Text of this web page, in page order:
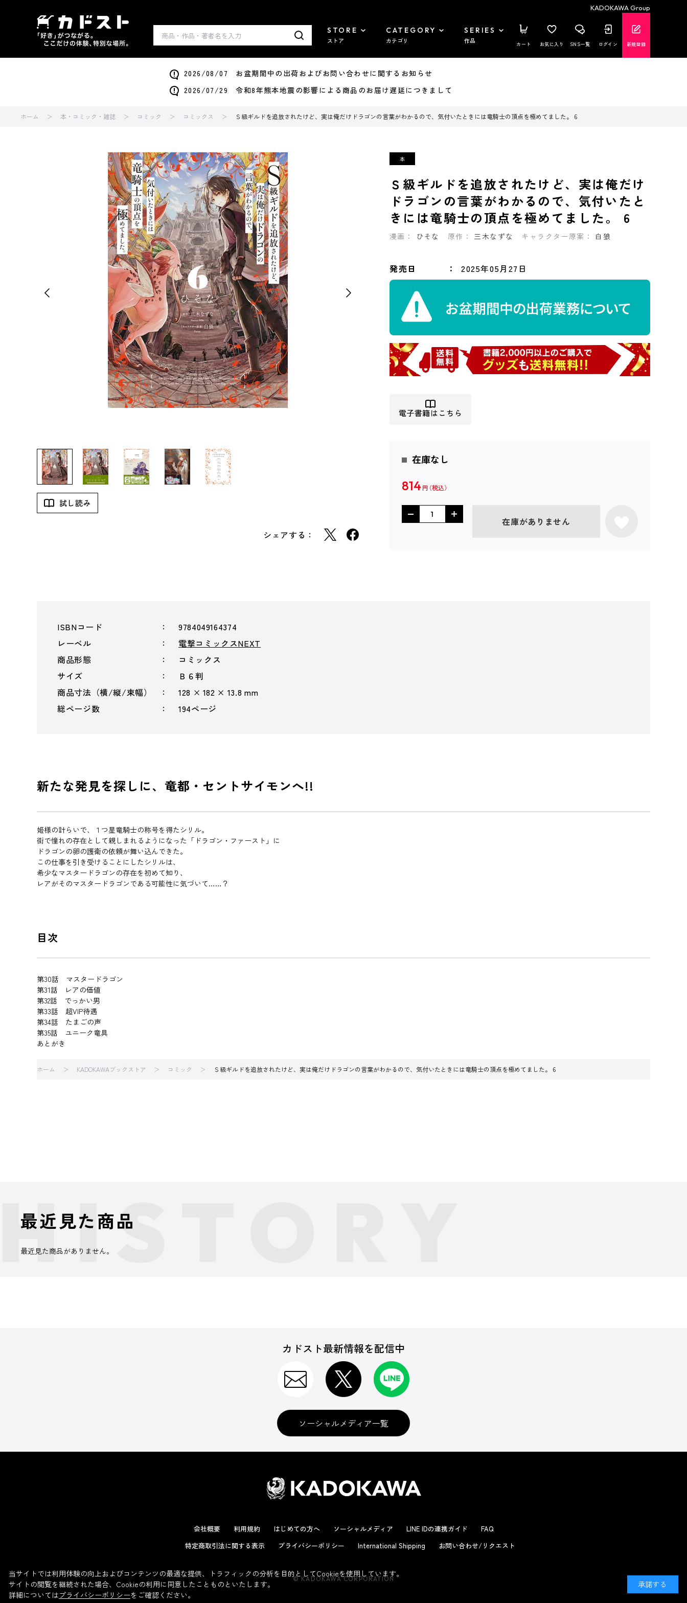
KADOKAWA Group
STORE
ストア
CATEGORY
カテゴリ
SERIES
作品 カート お気に入り SNS一覧 ログイン 新規登録
2026/08/07 お盆期間中の出荷およびお問い合わせに関するお知らせ
2026/07/29 令和8年熊本地震の影響による商品のお届け遅延につきまして
ホーム 本・コミック・雑誌 コミック コミックス Ｓ級ギルドを追放されたけど、実は俺だけドラゴンの言葉がわかるので、気付いたときには竜騎士の頂点を極めてました。 6
試し読み
シェアする：
Ｓ級ギルドを追放されたけど、実は俺だけ
ドラゴンの言葉がわかるので、気付いたと
きには竜騎士の頂点を極めてました。 6
漫画： ひそな 原作： 三木なずな キャラクター原案： 白狼
発売日 2025年05月27日
電子書籍はこちら
在庫なし
814 円
在庫がありません
ISBNコード
9784049164374
レーベル
電撃コミックスNEXT
商品形態
コミックス
サイズ
Ｂ６判
商品寸法（横/縦/束幅）
128 × 182 × 13.8 mm
総ページ数
194ページ
新たな発見を探しに、竜都・セントサイモンへ!!
姫様の計らいで、１つ星竜騎士の称号を得たシリル。
街で憧れの存在として親しまれるようになった「ドラゴン・ファースト」に
ドラゴンの卵の護衛の依頼が舞い込んできた。
この仕事を引き受けることにしたシリルは、
希少なマスタードラゴンの存在を初めて知り、
レアがそのマスタードラゴンである可能性に気づいて……？
目次
第30話 マスタードラゴン
第31話 レアの価値
第32話 でっかい男
第33話 超VIP待遇
第34話 たまごの声
第35話 ユニーク竜具
あとがき
ホーム KADOKAWAブックストア コミック Ｓ級ギルドを追放されたけど、実は俺だけドラゴンの言葉がわかるので、気付いたときには竜騎士の頂点を極めてました。 6
最近見た商品
最近見た商品がありません。
カドスト最新情報を配信中
ソーシャルメディア一覧
会社概要 利用規約 はじめての方へ ソーシャルメディア LINE IDの連携ガイド
FAQ
特定商取引法に関する表示
プライバシーポリシー International Shipping お問い合わせ/リクエスト
© KADOKAWA CORPORATION
当サイトでは利用体験の向上およびコンテンツの最適な提供、トラフィックの分析を目的としてCookieを使用しています。
サイトの閲覧を継続された場合、Cookieの利用に同意したことものといたします。
詳細についてはプライバシーポリシーをご確認ください。
承諾する